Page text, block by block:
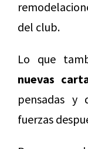
del club.
Lo que
nuevas
pensadas y
fuerzas